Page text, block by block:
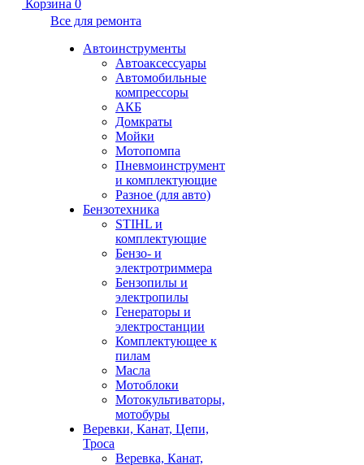
Корзина 0
Все для ремонта
Автоинструменты
Автоаксессуары
Автомобильные
компрессоры
АКБ
Домкраты
Мойки
Мотопомпа
Пневмоинструмент
и комплектующие
Разное (для авто)
Бензотехника
STIHL и
комплектующие
Бензо- и
электротриммера
Бензопилы и
электропилы
Генераторы и
электростанции
Комплектующее к
пилам
Масла
Мотоблоки
Мотокультиваторы,
мотобуры
Веревки, Канат, Цепи,
Троса
Веревка, Канат,